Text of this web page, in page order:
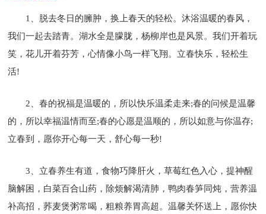
1、脱去冬日的臃肿，换上春天的轻松。沐浴温暖的春风，
我们一起去踏青。湖水全是朦胧，杨柳岸也是风景。我们开着玩
笑，花儿开着芬芳，心情像小鸟一样飞翔。立春快乐，轻松生
活!
2、春的祝福是温暖的，所以快乐温柔走来;春的问候是温馨
的，所以幸福温情而至;春的心愿是温顺的，所以如意与你温存;
立春到，愿你开心每一天，舒心每一秒!
3、立春养生有道，食物巧降肝火，草莓红色入心，提神醒
脑解困，白菜百合山药，除烦解渴清肺，鸭肉春笋同炖，营养温
补高招，荞麦煲粥常喝，粗粮养胃高超。温馨关怀送上，愿你快